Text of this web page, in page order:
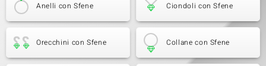
Anelli con Sfene Ciondoli con Sfene
Orecchini con Sfene Collane con Sfene